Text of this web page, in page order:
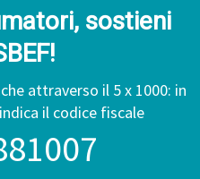
sostieni
attraverso il 5 x 1000: in
il codice fiscale